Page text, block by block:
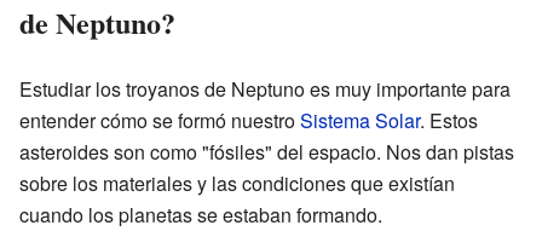
de Neptuno?
Estudiar los troyanos de Neptuno es muy importante para
entender cómo se formó nuestroSistema Solar. Estos
asteroides son como "fósiles" del espacio. Nos dan pistas
sobre los materiales y las condiciones que existían
cuando los planetas se estaban formando.